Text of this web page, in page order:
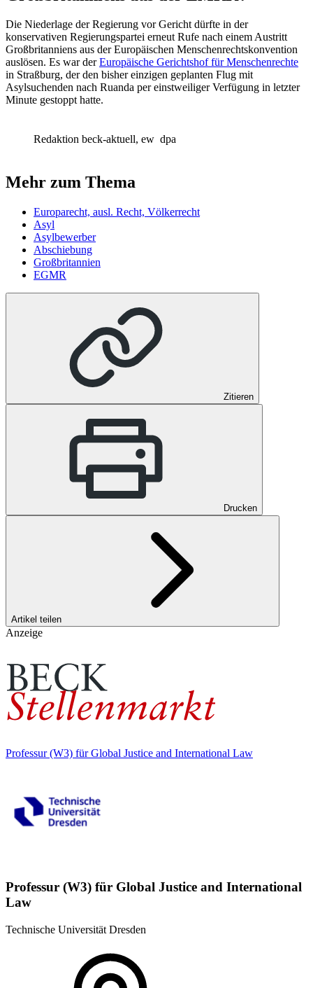
Die Niederlage der Regierung vor Gericht dürfte in der
konservativen Regierungspartei erneut Rufe nach einem Austritt
Großbritanniens aus der Europäischen Menschenrechtskonvention
auslösen. Es war derEuropäische Gerichtshof für Menschenrechte
in Straßburg, der den bisher einzigen geplanten Flug mit
Asylsuchenden nach Ruanda per einstweiliger Verfügung in letzter
Minute gestoppt hatte.
Redaktion beck-aktuell, ew dpa
Mehr zum Thema
Europarecht, ausl. Recht, Völkerrecht
Asyl
Asylbewerber
Abschiebung
Großbritannien
EGMR
Zitieren
Drucken
Artikel teilen
Anzeige
Professur (W3) für Global Justice and International Law
Professur (W3) für Global Justice and International
Law
Technische Universität Dresden